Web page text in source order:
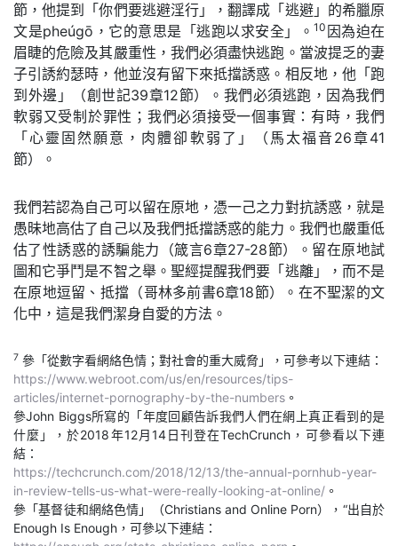
節，他提到「你們要逃避淫行」，翻譯成「逃避」的希臘原
文是pheúgō，它的意思是「逃跑以求安全」。 10 因為迫在
眉睫的危險及其嚴重性，我們必須盡快逃跑。當波提乏的妻
子引誘約瑟時，他並沒有留下來抵擋誘惑。相反地，他「跑
到外邊」（創世記39章12節）。我們必須逃跑，因為我們
軟弱又受制於罪性；我們必須接受一個事實：有時，我們
「心靈固然願意，肉體卻軟弱了」（馬太福音26章41
節）。
我們若認為自己可以留在原地，憑一己之力對抗誘惑，就是
愚昧地高估了自己以及我們抵擋誘惑的能力。我們也嚴重低
估了性誘惑的誘騙能力（箴言6章27-28節）。留在原地試
圖和它爭鬥是不智之舉。聖經提醒我們要「逃離」，而不是
在原地逗留、抵擋（哥林多前書6章18節）。在不聖潔的文
化中，這是我們潔身自愛的方法。
7 參「從數字看網絡色情；對社會的重大威脅」，可參考以下連結：
https://www.webroot.com/us/en/resources/tips-
articles/internet-pornography-by-the-numbers 。
參John Biggs所寫的「年度回顧告訴我們人們在網上真正看到的是
什麼」，於2018年12月14日刊登在TechCrunch，可參看以下連
結：
https://techcrunch.com/2018/12/13/the-annual-pornhub-year-
in-review-tells-us-what-were-really-looking-at-online/ 。
參「基督徒和網絡色情」（Christians and Online Porn），“出自於
Enough Is Enough，可參以下連結：